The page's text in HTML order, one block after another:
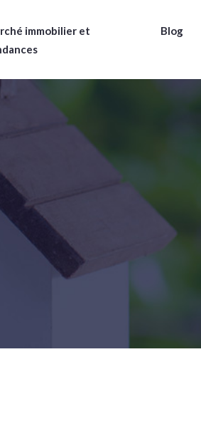
immobilier et
Blog